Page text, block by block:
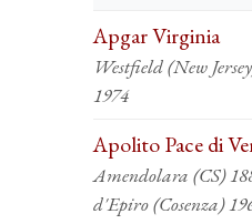
Apgar Virginia
Westfield (New
1974
Apolito Pace di
Amendolara (CS)
d'Epiro (Cosenza)